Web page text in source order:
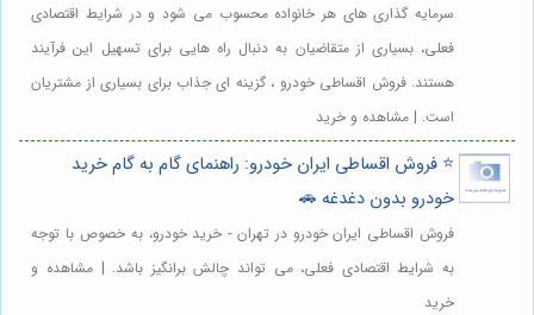
سرمایه گذاری های هر خانواده محسوب می شود و در شرایط اقتصادی
فعلی، بسیاری از متقاضیان به دنبال راه هایی برای تسهیل این فرآیند
هستند. فروش اقساطی خودرو ، گزینه ای جذاب برای بسیاری از مشتریان
است. | مشاهده و خرید
⭐️ فروش اقساطی ایران خودرو: راهنمای گام به گام خرید
خودرو بدون دغدغه 🚗
فروش اقساطی ایران خودرو در تهران - خرید خودرو، به خصوص با توجه
به شرایط اقتصادی فعلی، می تواند چالش برانگیز باشد. | مشاهده و
خرید